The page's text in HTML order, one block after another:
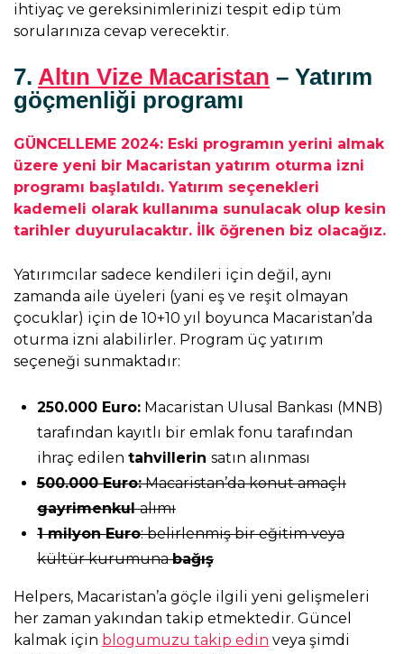
ihtiyaç ve gereksinimlerinizi tespit edip tüm
sorularınıza cevap verecektir.
7. Altın Vize Macaristan – Yatırım
göçmenliği programı
GÜNCELLEME 2024: Eski programın yerini almak
üzere yeni bir Macaristan yatırım oturma izni
programı başlatıldı. Yatırım seçenekleri
kademeli olarak kullanıma sunulacak olup kesin
tarihler duyurulacaktır. İlk öğrenen biz olacağız.
Yatırımcılar sadece kendileri için değil, aynı
zamanda aile üyeleri (yani eş ve reşit olmayan
çocuklar) için de 10+10 yıl boyunca Macaristan’da
oturma izni alabilirler. Program üç yatırım
seçeneği sunmaktadır:
250.000 Euro: Macaristan Ulusal Bankası (MNB)
tarafından kayıtlı bir emlak fonu tarafından
ihraç edilen tahvillerin satın alınması
500.000 Euro:Macaristan’da konut amaçlı
gayrimenkulalımı
1 milyon Euro: belirlenmiş bir eğitim veya
kültür kurumunabağış
Helpers, Macaristan’a göçle ilgili yeni gelişmeleri
her zaman yakından takip etmektedir. Güncel
kalmak için blogumuzu takip edin veya şimdi